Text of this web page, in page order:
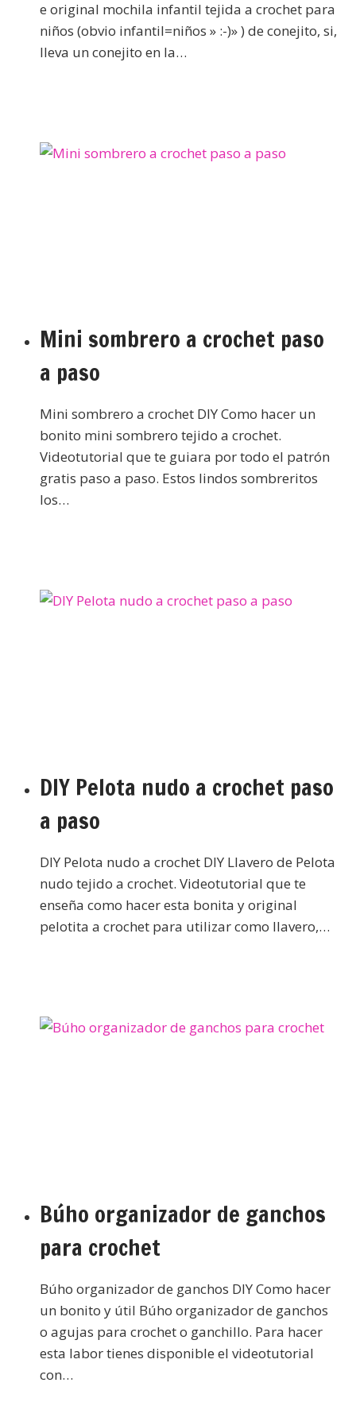
e original mochila infantil tejida a crochet para
niños (obvio infantil=niños » :-)» ) de conejito, si,
lleva un conejito en la…
Mini sombrero a crochet paso
a paso
Mini sombrero a crochet DIY Como hacer un
bonito mini sombrero tejido a crochet.
Videotutorial que te guiara por todo el patrón
gratis paso a paso. Estos lindos sombreritos
los…
DIY Pelota nudo a crochet paso
a paso
DIY Pelota nudo a crochet DIY Llavero de Pelota
nudo tejido a crochet. Videotutorial que te
enseña como hacer esta bonita y original
pelotita a crochet para utilizar como llavero,…
Búho organizador de ganchos
para crochet
Búho organizador de ganchos DIY Como hacer
un bonito y útil Búho organizador de ganchos
o agujas para crochet o ganchillo. Para hacer
esta labor tienes disponible el videotutorial
con…